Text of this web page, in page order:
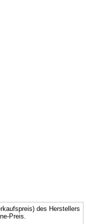
des Herstellers
Preis.